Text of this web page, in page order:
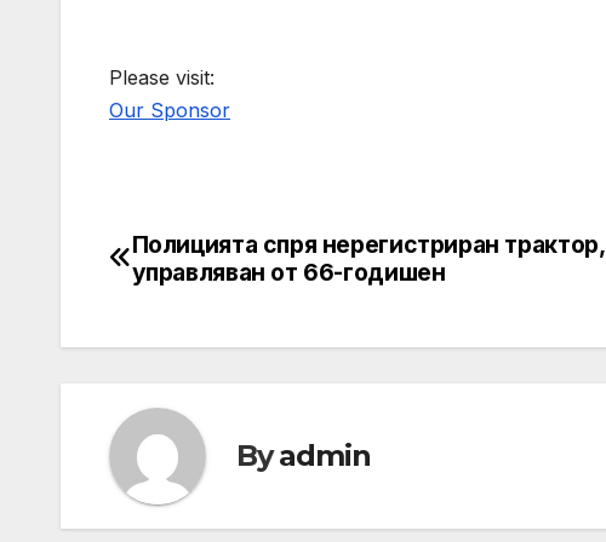
Please visit:
Our Sponsor
Post
Полицията спря нерегистриран трактор,
управляван от 66-годишен
Byadmin